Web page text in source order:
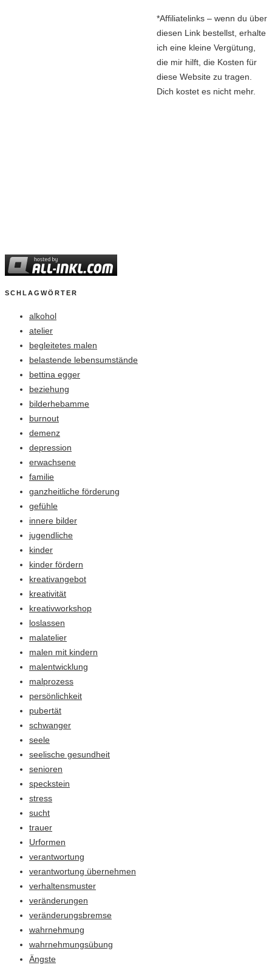
*Affiliatelinks – wenn du über
diesen Link bestellst, erhalte
ich eine kleine Vergütung,
die mir hilft, die Kosten für
diese Website zu tragen.
Dich kostet es nicht mehr.
SCHLAGWÖRTER
alkohol
atelier
begleitetes malen
belastende lebensumstände
bettina egger
beziehung
bilderhebamme
burnout
demenz
depression
erwachsene
familie
ganzheitliche förderung
gefühle
innere bilder
jugendliche
kinder
kinder fördern
kreativangebot
kreativität
kreativworkshop
loslassen
malatelier
malen mit kindern
malentwicklung
malprozess
persönlichkeit
pubertät
schwanger
seele
seelische gesundheit
senioren
speckstein
stress
sucht
trauer
Urformen
verantwortung
verantwortung übernehmen
verhaltensmuster
veränderungen
veränderungsbremse
wahrnehmung
wahrnehmungsübung
Ängste